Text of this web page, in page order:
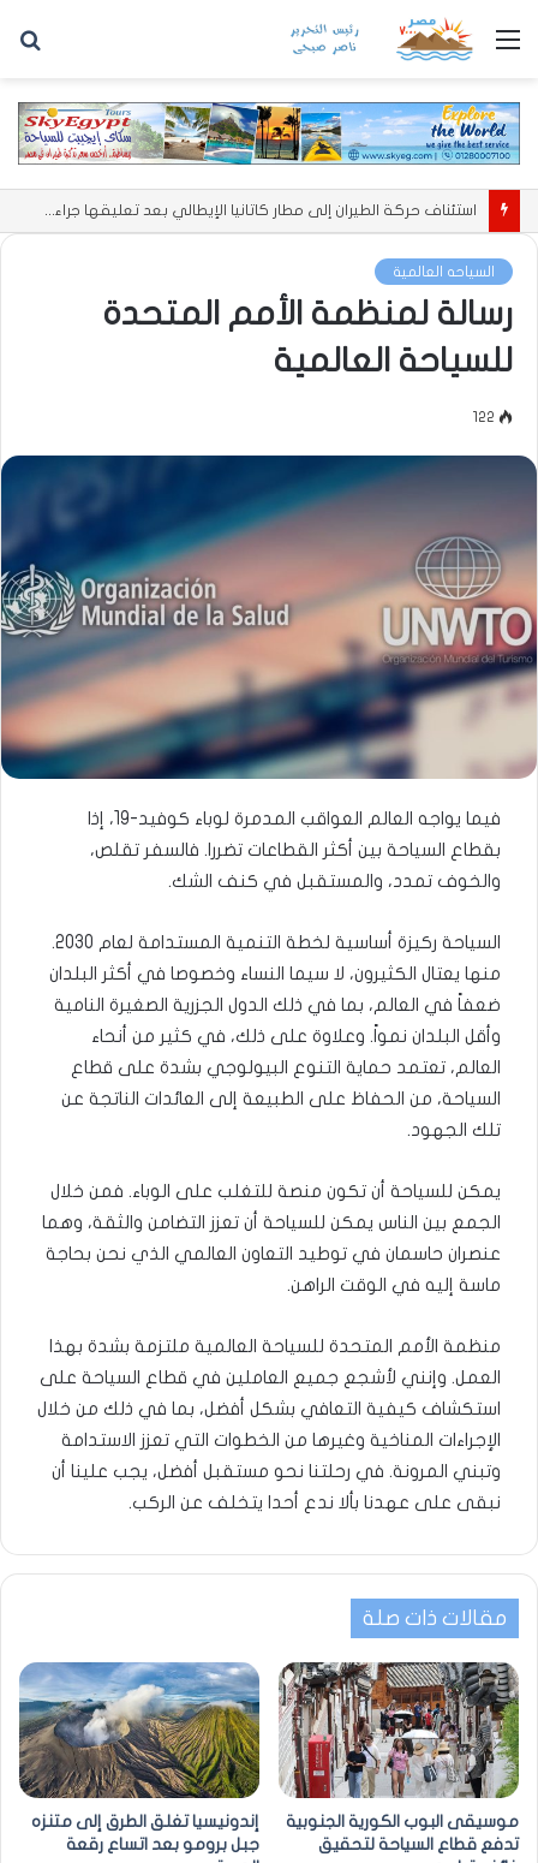
القائمة
استئناف حركة الطيران إلى مطار كاتانيا الإيطالي بعد تعليقها جراء بركان إتنا
السياحه العالمية
رسالة لمنظمة الأمم المتحدة
للسياحة العالمية
122
فيما يواجه العالم العواقب المدمرة لوباء كوفيد-19، إذا
بقطاع السياحة بين أكثر القطاعات تضررا. فالسفر تقلص،
والخوف تمدد، والمستقبل في كنف الشك.
السياحة ركيزة أساسية لخطة التنمية المستدامة لعام 2030.
منها يعتال الكثيرون، لا سيما النساء وخصوصا في أكثر البلدان
ضعفاً في العالم، بما في ذلك الدول الجزرية الصغيرة النامية
وأقل البلدان نمواً. وعلاوة على ذلك، في كثير من أنحاء
العالم، تعتمد حماية التنوع البيولوجي بشدة على قطاع
السياحة، من الحفاظ على الطبيعة إلى العائدات الناتجة عن
تلك الجهود.
يمكن للسياحة أن تكون منصة للتغلب على الوباء. فمن خلال
الجمع بين الناس يمكن للسياحة أن تعزز التضامن والثقة، وهما
عنصران حاسمان في توطيد التعاون العالمي الذي نحن بحاجة
ماسة إليه في الوقت الراهن.
منظمة الأمم المتحدة للسياحة العالمية ملتزمة بشدة بهذا
العمل. وإنني لأشجع جميع العاملين في قطاع السياحة على
استكشاف كيفية التعافي بشكل أفضل، بما في ذلك من خلال
الإجراءات المناخية وغيرها من الخطوات التي تعزز الاستدامة
وتبني المرونة. في رحلتنا نحو مستقبل أفضل، يجب علينا أن
نبقى على عهدنا بألا ندع أحدا يتخلف عن الركب.
مقالات ذات صلة
موسيقى البوب الكورية الجنوبية
تدفع قطاع السياحة لتحقيق
إندونيسيا تغلق الطرق إلى متنزه
جبل برومو بعد اتساع رقعة